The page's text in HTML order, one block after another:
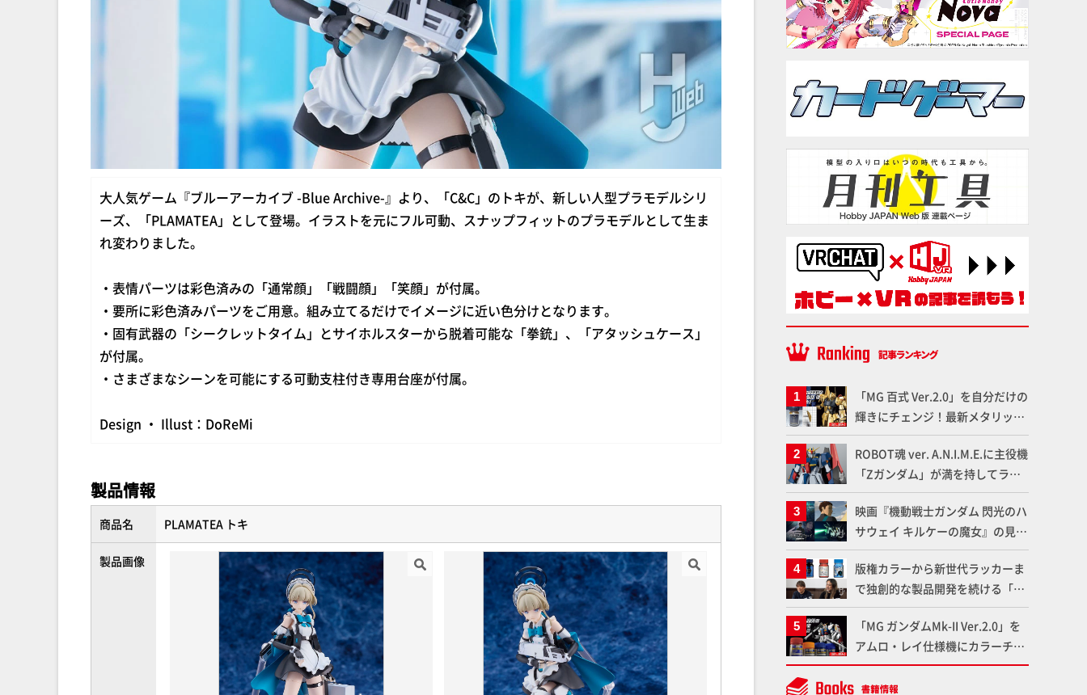
大人気ゲーム『ブルーアーカイブ -Blue Archive-』より、「C&C」のトキが、新しい人型プラモデルシリ
ーズ、「PLAMATEA」として登場。イラストを元にフル可動、スナップフィットのプラモデルとして生ま
れ変わりました。
・表情パーツは彩色済みの「通常顔」「戦闘顔」「笑顔」が付属。
・要所に彩色済みパーツをご用意。組み立てるだけでイメージに近い色分けとなります。
・固有武器の「シークレットタイム」とサイホルスターから脱着可能な「拳銃」、「アタッシュケース」
が付属。
・さまざまなシーンを可能にする可動支柱付き専用台座が付属。
Design ・ Illust：DoReMi
製品情報
商品名 PLAMATEA トキ
製品画像
「MG 百式 Ver.2.0」を自分だけの
輝きにチェンジ！最新メタリック
塗料を使ってより金属感を増した
仕上がりに!!【試し読み】
ROBOT魂 ver. A.N.I.M.E.に主役機
「Zガンダム」が満を持してライ
ンナップ！ウェイブライダーへの
変形、劇中どおりのプロポーショ
ンを再現【機動戦士Zガンダム】
映画『機動戦士ガンダム 閃光のハ
サウェイ キルケーの魔女』の見放
題配信が8月31日（月）よりスタ
ート！Prime Videoで国内独占配
信
版権カラーから新世代ラッカーま
で独創的な製品開発を続ける「ガ
イアノーツ」に塗料開発の裏側と
ラッカー塗料の未来についてイン
タビュー！
「MG ガンダムMk-II Ver.2.0」を
アムロ・レイ仕様機にカラーチェ
ンジ!! ラッカー塗料の定番技法を
押さえるだけでハイクオリティの